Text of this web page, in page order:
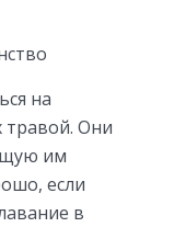
на
травой. Они
им
если
в